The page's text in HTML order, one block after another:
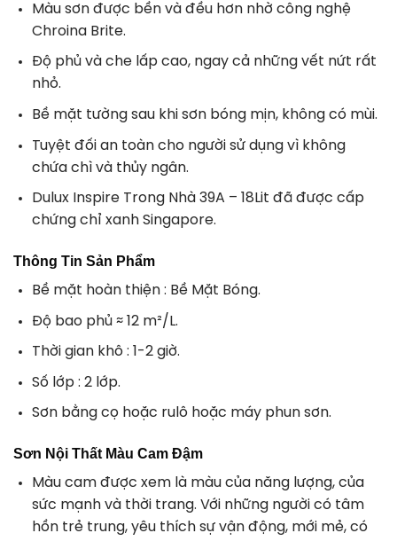
Màu sơn được bền và đều hơn nhờ công nghệ
Chroina Brite.
Độ phủ và che lấp cao, ngay cả những vết nứt rất
nhỏ.
Bề mặt tường sau khi sơn bóng mịn, không có mùi.
Tuyệt đối an toàn cho người sử dụng vì không
chứa chì và thủy ngân.
Dulux Inspire Trong Nhà 39A – 18Lit đã được cấp
chứng chỉ xanh Singapore.
Thông Tin Sản Phẩm
Bề mặt hoàn thiện : Bề Mặt Bóng.
Độ bao phủ≈ 12 m²/L.
Thời gian khô : 1-2 giờ.
Số lớp : 2 lớp.
Sơn bằng cọ hoặc rulô hoặc máy phun sơn.
Sơn Nội Thất Màu Cam Đậm
Màu cam được xem là màu của năng lượng, của
sức mạnh và thời trang. Với những người có tâm
hồn trẻ trung, yêu thích sự vận động, mới mẻ, có